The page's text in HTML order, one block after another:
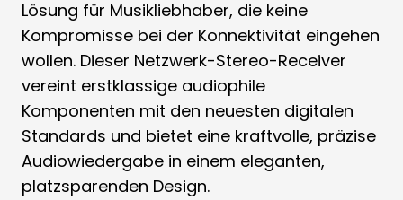
Lösung für Musikliebhaber, die keine
Kompromisse bei der Konnektivität eingehen
wollen. Dieser Netzwerk-Stereo-Receiver
vereint erstklassige audiophile
Komponenten mit den neuesten digitalen
Standards und bietet eine kraftvolle, präzise
Audiowiedergabe in einem eleganten,
platzsparenden Design.